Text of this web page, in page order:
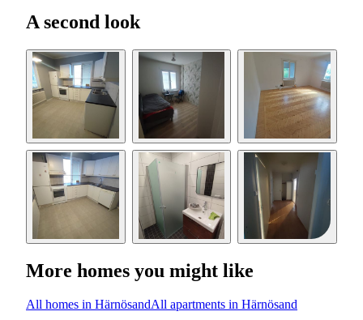
A second look
More homes you might like
All homes in HärnösandAll apartments in Härnösand